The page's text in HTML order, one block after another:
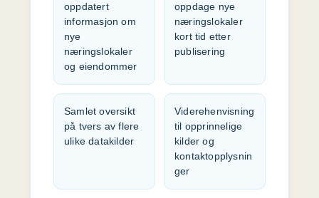
oppdatert
informasjon om
nye
næringslokaler
og eiendommer
oppdage nye
næringslokaler
kort tid etter
publisering
Samlet oversikt
på tvers av flere
ulike datakilder
Viderehenvisning
til opprinnelige
kilder og
kontaktopplysnin
ger